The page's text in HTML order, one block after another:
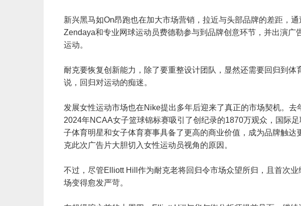
新兴黑马如On昂跑也在加大市场营销，拉近与头部品牌的差距，
Zendaya和专业网球运动员费德勒参与到品牌创意环节，并出演广
运动。
耐克要恢复创新能力，除了要重整设计团队，显然还需要回归到
说，回归对运动的痴迷。
发展女性运动市场也在Nike提出多年后迎来了真正的市场契机。去
2024年NCAA女子篮球锦标赛吸引了创纪录的1870万观众，国际
子体育明星和女子体育赛事具备了更高的商业价值，成为品牌触
克此次广告片大胆切入女性运动员视角的原因。
不过，尽管Elliott Hill作为耐克老将回归令市场众望所归，且首次
场变得愈发严苛。